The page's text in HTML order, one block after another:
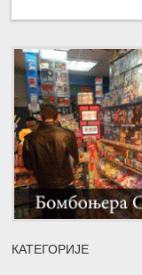
КАТЕГОРИЈЕ